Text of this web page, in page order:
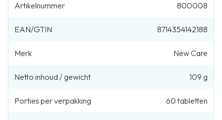
Artikelnummer 800008
EAN/GTIN 8714354142188
Merk New Care
Netto inhoud / gewicht 109 g
Porties per verpakking 60 tabletten